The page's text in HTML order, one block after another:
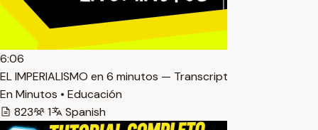
6:06
EL IMPERIALISMO en 6 minutos — Transcript
En Minutos • Educación
823
1 Spanish